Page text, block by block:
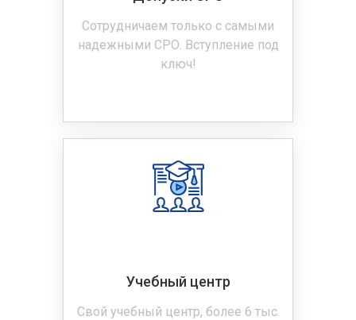
Сотрудничаем только с самыми
надежными СРО. Вступление под
ключ!
Учебный центр
Свой учебный центр, более 6 тыс.